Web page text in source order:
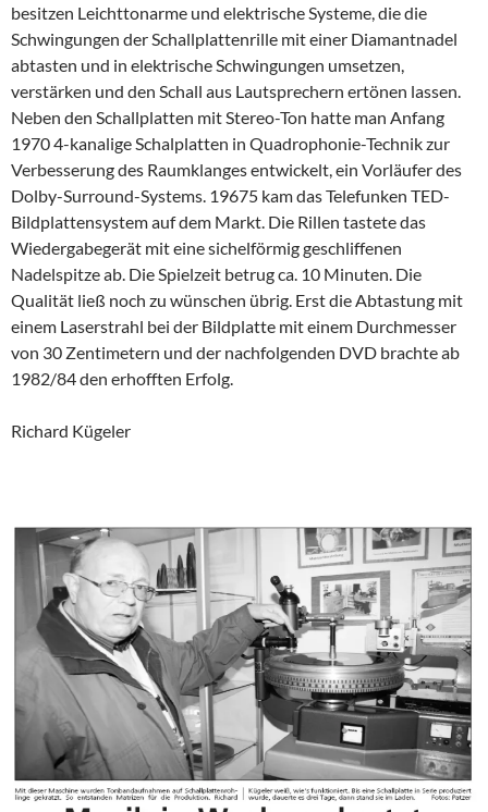
besitzen Leichttonarme und elektrische Systeme, die die
Schwingungen der Schallplattenrille mit einer Diamantnadel
abtasten und in elektrische Schwingungen umsetzen,
verstärken und den Schall aus Lautsprechern ertönen lassen.
Neben den Schallplatten mit Stereo-Ton hatte man Anfang
1970 4-kanalige Schalplatten in Quadrophonie-Technik zur
Verbesserung des Raumklanges entwickelt, ein Vorläufer des
Dolby-Surround-Systems. 19675 kam das Telefunken TED-
Bildplattensystem auf dem Markt. Die Rillen tastete das
Wiedergabegerät mit eine sichelförmig geschliffenen
Nadelspitze ab. Die Spielzeit betrug ca. 10 Minuten. Die
Qualität ließ noch zu wünschen übrig. Erst die Abtastung mit
einem Laserstrahl bei der Bildplatte mit einem Durchmesser
von 30 Zentimetern und der nachfolgenden DVD brachte ab
1982/84 den erhofften Erfolg.
Richard Kügeler